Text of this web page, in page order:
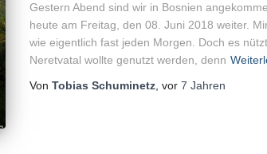
Gestern Abend sind wir in Bosnien
heute am Freitag, den 08. Juni 2018 weiter.
wie eigentlich fast jeden Morgen. Doch es
Neretvatal wollte genutzt werden, denn
Von Tobias Schuminetz, vor 7 Jahren